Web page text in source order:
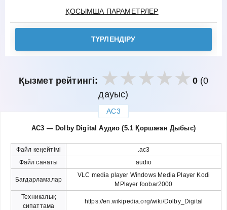
ҚОСЫМША ПАРАМЕТРЛЕР
ТҮРЛЕНДІРУ
Қызмет рейтингі: 0(0
дауыс)
AC3
AC3 — Dolby Digital Аудио (5.1 Қоршаған Дыбыс)
Файл кеңейтімі
.ac3
Файл санаты
audio
Бағдарламалар
VLC media player Windows Media Player Kodi
MPlayer foobar2000
Техникалық
сипаттама
https://en.wikipedia.org/wiki/Dolby_Digital